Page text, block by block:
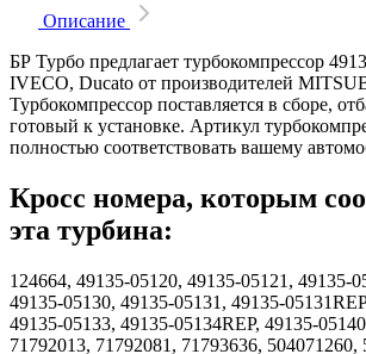
Описание
БР Турбо предлагает турбокомпрессор
IVECO, Ducato от производителей
Турбокомпрессор поставляется в сборе,
готовый к установке. Артикул
полностью соответствовать вашему
Кросс номера, которым
эта турбина:
124664, 49135-05120, 49135-05121, 49135-
49135-05130, 49135-05131, 49135-
49135-05133, 49135-05134REP, 49135-
71792013, 71792081, 71793636, 504071260,